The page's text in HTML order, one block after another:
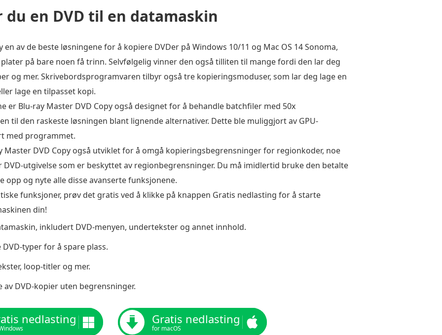
en DVD til en datamaskin
en av de beste løsningene for å kopiere DVDer på Windows 10/11 og Mac OS 14 Sonoma,
på bare noen få trinn. Selvfølgelig vinner den også tilliten til mange fordi den lar deg
og mer. Skrivebordsprogramvaren tilbyr også tre kopieringsmoduser, som lar deg lage en
lage en tilpasset kopi.
er Blu-ray Master DVD Copy også designet for å behandle batchfiler med 50x
til den raskeste løsningen blant lignende alternativer. Dette ble muliggjort av GPU-
med programmet.
Master DVD Copy også utviklet for å omgå kopieringsbegrensninger for regionkoder, noe
utgivelse som er beskyttet av regionbegrensninger. Du må imidlertid bruke den betalte
opp og nyte alle disse avanserte funksjonene.
funksjoner, prøv det gratis ved å klikke på knappen Gratis nedlasting for å starte
din!
inkludert DVD-menyen, undertekster og annet innhold.
typer for å spare plass.
loop-titler og mer.
DVD-kopier uten begrensninger.
nedlasting Gratis nedlasting
for macOS